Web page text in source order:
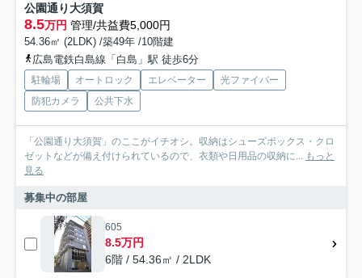
公園通り大須賀
8.5万円 管理/共益費5,000円
54.36㎡ (2LDK) /築49年 /10階建
広島電鉄白島線「白島」駅 徒歩6分
駐輪場 オートロック エレベーター
光ファイバー
防犯カメラ
公共下水
「公園通り大須賀」のここがイチオシ。収納はシューズボックス・クロ
ゼットなどが備え付けられているので、衣類や日用品の収納に... もっと
見る
募集中の部屋
605
8.5万円
6階 / 54.36㎡ / 2LDK